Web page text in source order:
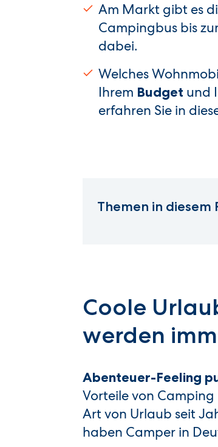
Am Markt gibt es
Campingbus bis
dabei.
Welches
Ihrem Budget und
erfahren Sie in
Themen in diesem
Coole
werden
Abenteuer-Feeling
Vorteile von
Art von Urlaub seit
haben Camper in